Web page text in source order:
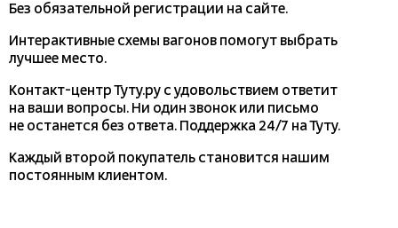
Без обязательной регистрации на сайте.
Интерактивные схемы вагонов помогут выбрать
лучшее место.
Контакт-центр Туту.ру с удовольствием ответит
на ваши вопросы. Ни один звонок или письмо
не останется без ответа. Поддержка 24/7 на Туту.
Каждый второй покупатель становится нашим
постоянным клиентом.